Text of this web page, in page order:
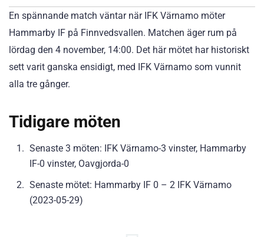
En spännande match väntar när IFK Värnamo möter
Hammarby IF på Finnvedsvallen. Matchen äger rum på
lördag den 4 november, 14:00. Det här mötet har historiskt
sett varit ganska ensidigt, med IFK Värnamo som vunnit
alla tre gånger.
Tidigare möten
Senaste 3 möten: IFK Värnamo-3 vinster, Hammarby
IF-0 vinster, Oavgjorda-0
Senaste mötet: Hammarby IF 0 – 2 IFK Värnamo
(2023-05-29)